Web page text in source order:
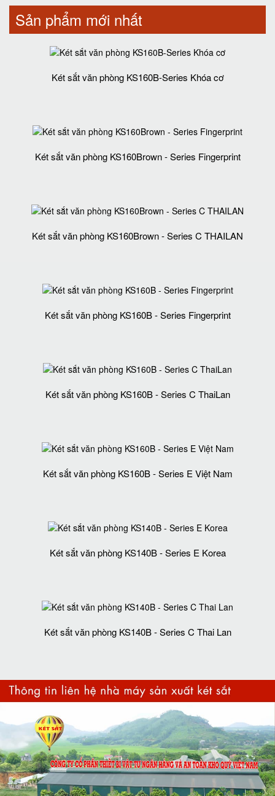
Sản phẩm mới nhất
Két sắt văn phòng KS160B-Series Khóa cơ
Két sắt văn phòng KS160Brown - Series Fingerprint
Két sắt văn phòng KS160Brown - Series C THAILAN
Két sắt văn phòng KS160B - Series Fingerprint
Két sắt văn phòng KS160B - Series C ThaiLan
Két sắt văn phòng KS160B - Series E Việt Nam
Két sắt văn phòng KS140B - Series E Korea
Két sắt văn phòng KS140B - Series C Thai Lan